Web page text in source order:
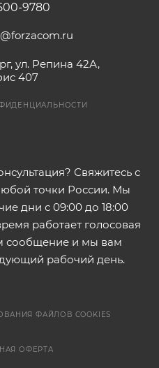
9780
ул. Репина 42А,
407
Свяжитесь с
точки России. Мы
дни с 09:00 до 18:00
работает голосовая
сообщение и мы вам
рабочий день.
ФАЙЛОВ COOKIES
ОФЕРТА